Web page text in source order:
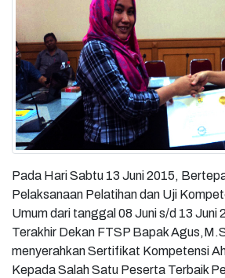
Pada Hari Sabtu 13 Juni 2015,
Pelaksanaan Pelatihan dan Uji
Umum dari tanggal 08 Juni s/d 13 Juni
Terakhir Dekan FTSP Bapak
menyerahkan Sertifikat Kompetensi
Kepada Salah Satu Peserta Terbaik